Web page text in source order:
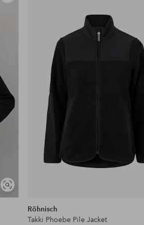
Näytä
samankaltaisia
Röhnisch
Takki Phoebe Pile Jacket